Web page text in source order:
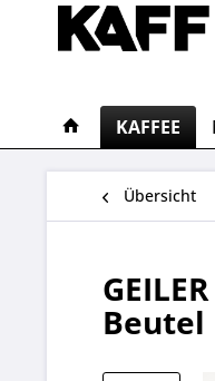
KAFFEE
Übersicht
Beutel